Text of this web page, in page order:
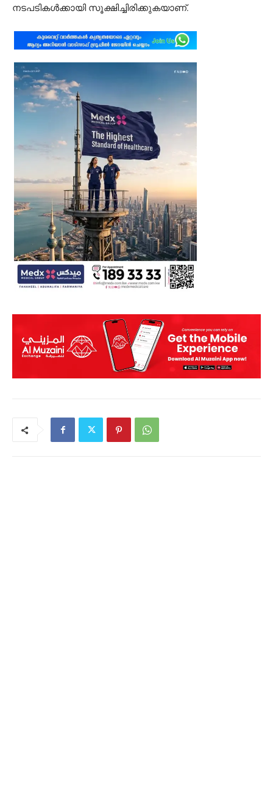
നടപടികൾക്കായി സൂക്ഷിച്ചിരിക്കുകയാണ്.